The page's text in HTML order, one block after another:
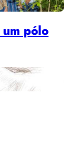
pólo